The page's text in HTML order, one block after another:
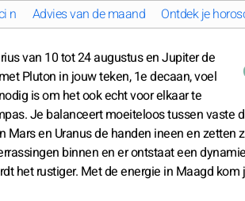
n Advies van de maand Ontdek je
van 10 tot 24 augustus en Jupiter de
Pluton in jouw teken, 1e decaan, voel
is om het ook echt voor elkaar te
Je balanceert moeiteloos tussen vaste
en Uranus de handen ineen en zetten
binnen en er ontstaat een
het rustiger. Met de energie in Maagd kom